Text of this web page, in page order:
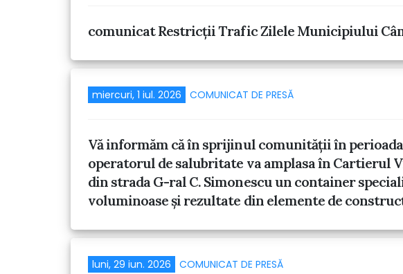
comunicat Restricții Trafic Zilele Municipiului
miercuri, 1 iul. 2026 COMUNICAT DE PRESĂ
Vă informăm că în sprijinul comunității în perioada
operatorul de salubritate va amplasa în Cartierul
din strada G-ral C. Simonescu un container
voluminoase și rezultate din elemente de
luni, 29 iun. 2026 COMUNICAT DE PRESĂ